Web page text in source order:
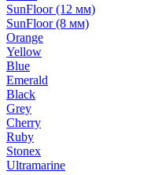
SunFloor (12 мм)
SunFloor (8 мм)
Orange
Yellow
Blue
Emerald
Black
Grey
Cherry
Ruby
Stonex
Ultramarine